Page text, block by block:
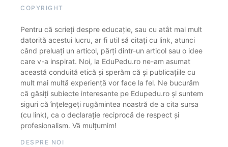
COPYRIGHT
Pentru că scrieți despre educație, sau cu atât mai mult
datorită acestui lucru, ar fi util să citați cu link, atunci
când preluați un articol, părți dintr-un articol sau o idee
care v-a inspirat. Noi, la EduPedu.ro ne-am asumat
această conduită etică și sperăm că și publicațiile cu
mult mai multă experiență vor face la fel. Ne bucurăm
că găsiți subiecte interesante pe Edupedu.ro și suntem
siguri că înțelegeți rugămintea noastră de a cita sursa
(cu link), ca o declarație reciprocă de respect și
profesionalism. Vă mulțumim!
DESPRE NOI